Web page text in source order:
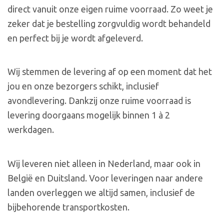
direct vanuit onze eigen ruime voorraad. Zo weet je
zeker dat je bestelling zorgvuldig wordt behandeld
en perfect bij je wordt afgeleverd.
Wij stemmen de levering af op een moment dat het
jou en onze bezorgers schikt, inclusief
avondlevering. Dankzij onze ruime voorraad is
levering doorgaans mogelijk binnen 1 à 2
werkdagen.
Wij leveren niet alleen in Nederland, maar ook in
België en Duitsland. Voor leveringen naar andere
landen overleggen we altijd samen, inclusief de
bijbehorende transportkosten.